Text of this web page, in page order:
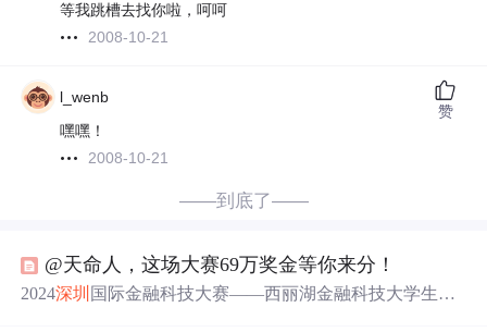
等我跳槽去找你啦，呵呵
2008-10-21
l_wenb
嘿嘿！
2008-10-21
赞
——到底了——
@天命人，这场大赛69万奖金等你来分！
2024深圳 国际金融科技大赛——西丽湖金融科技大学生挑